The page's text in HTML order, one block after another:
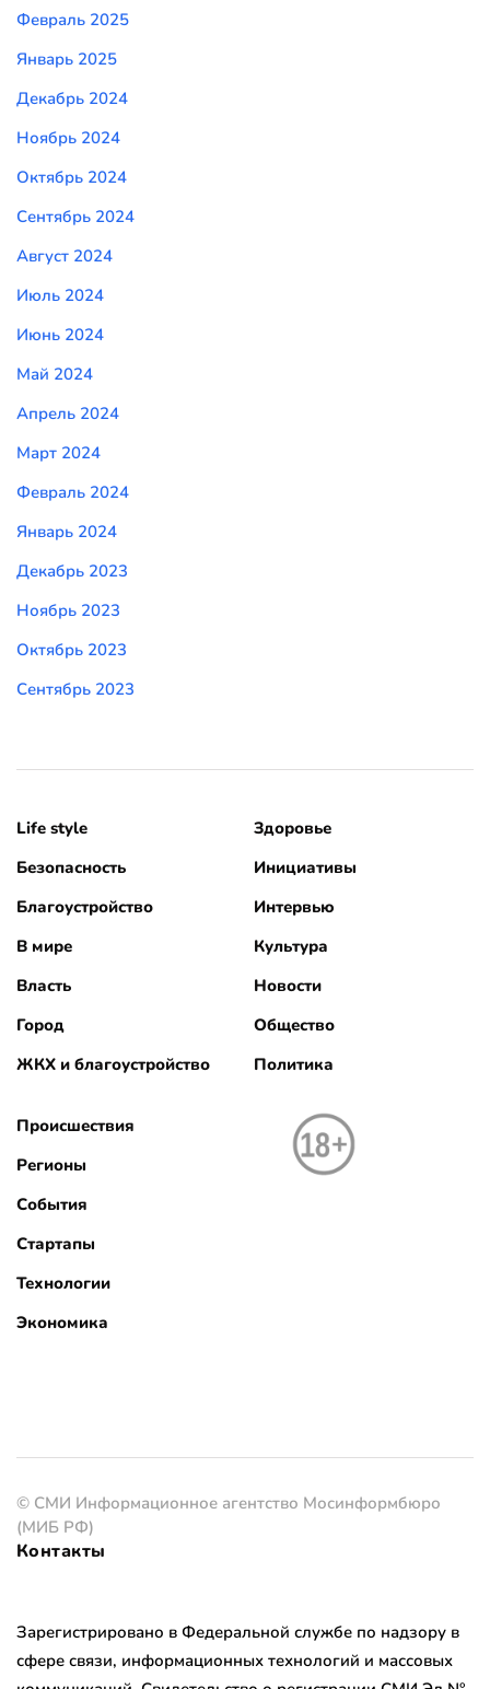
Февраль 2025
Январь 2025
Декабрь 2024
Ноябрь 2024
Октябрь 2024
Сентябрь 2024
Август 2024
Июль 2024
Июнь 2024
Май 2024
Апрель 2024
Март 2024
Февраль 2024
Январь 2024
Декабрь 2023
Ноябрь 2023
Октябрь 2023
Сентябрь 2023
Life style
Безопасность
Благоустройство
В мире
Власть
Город
ЖКХ и благоустройство
Здоровье
Инициативы
Интервью
Культура
Новости
Общество
Политика
Происшествия
Регионы
События
Стартапы
Технологии
Экономика
© СМИ Информационное агентство Мосинформбюро
(МИБ РФ)
Контакты
Зарегистрировано в Федеральной службе по надзору в
сфере связи, информационных технологий и массовых